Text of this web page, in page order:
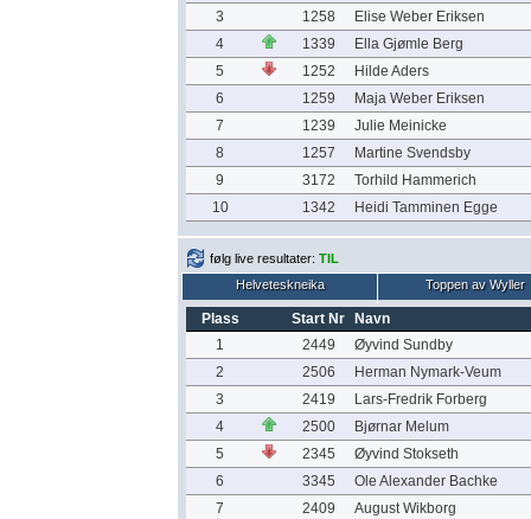
3
1258
Elise Weber Eriksen
4
1339
Ella Gjømle Berg
5
1252
Hilde Aders
6
1259
Maja Weber Eriksen
7
1239
Julie Meinicke
8
1257
Martine Svendsby
9
3172
Torhild Hammerich
10
1342 Heidi Tamminen Egge
følg live resultater: TIL
Helveteskneika
Toppen av Wyller
Plass Start Nr
Navn
1
2449
Øyvind Sundby
2
2506
Herman Nymark-Veum
3
2419
Lars-Fredrik Forberg
4
2500
Bjørnar Melum
5
2345
Øyvind Stokseth
6
3345
Ole Alexander Bachke
7
2409
August Wikborg